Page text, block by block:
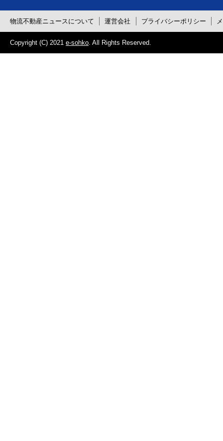
物流不動産ニュースについて 運営会社 プライバシーポリシー
Copyright (C) 2021 e-sohko . All Rights Reserved.